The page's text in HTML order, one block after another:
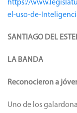
https://
el-uso-de-
SANTIAGO DEL
LA BANDA
Reconocieron a
Uno de los